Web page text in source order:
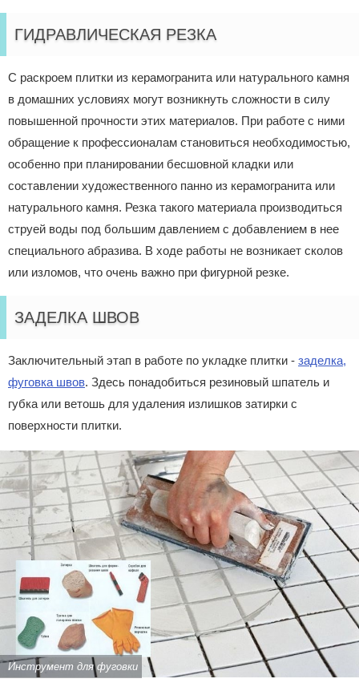
ГИДРАВЛИЧЕСКАЯ РЕЗКА
С раскроем плитки из керамогранита или натурального камня
в домашних условиях могут возникнуть сложности в силу
повышенной прочности этих материалов. При работе с ними
обращение к профессионалам становиться необходимостью,
особенно при планировании бесшовной кладки или
составлении художественного панно из керамогранита или
натурального камня. Резка такого материала производиться
струей воды под большим давлением с добавлением в нее
специального абразива. В ходе работы не возникает сколов
или изломов, что очень важно при фигурной резке.
ЗАДЕЛКА ШВОВ
Заключительный этап в работе по укладке плитки - заделка,
фуговка швов. Здесь понадобиться резиновый шпатель и
губка или ветошь для удаления излишков затирки с
поверхности плитки.
Инструмент для фуговки